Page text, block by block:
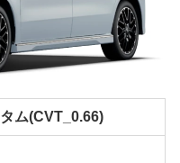
も楽に「カスタムG･
トーンカラー)」
採用したタイプで、左
ライドドアの電動開
もちろん単眼カメラとミ
ーキや車線維持支援機能
ム(CVT_0.66)